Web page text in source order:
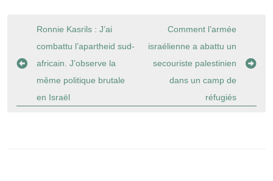
Navigation
l’article
Ronnie Kasrils : J’ai
combattu l’apartheid sud-
africain. J’observe la
même politique brutale
en Israël
Comment l’armée
israélienne a abattu un
secouriste palestinien
dans un camp de
réfugiés